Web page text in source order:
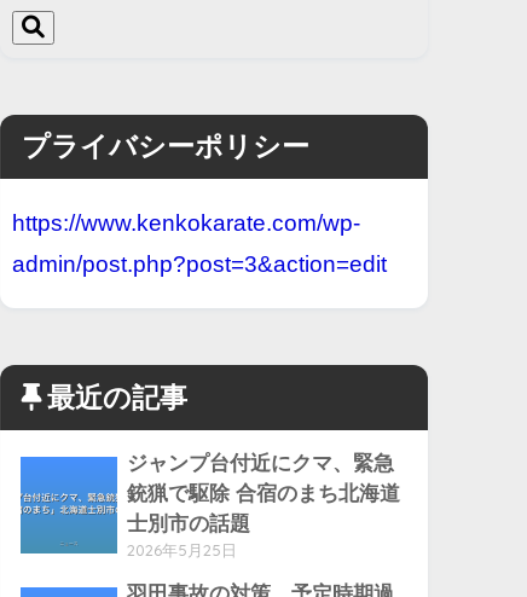
プライバシーポリシー
https://www.kenkokarate.com/wp-
admin/post.php?post=3&action=edit
最近の記事
ジャンプ台付近にクマ、緊急
銃猟で駆除 合宿のまち北海道
士別市の話題
2026年5月25日